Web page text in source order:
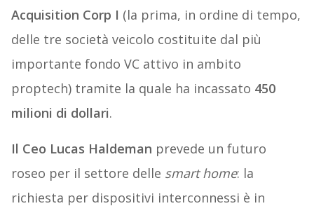
Acquisition Corp I (la prima, in ordine di tempo,
delle tre società veicolo costituite dal più
importante fondo VC attivo in ambito
proptech) tramite la quale ha incassato 450
milioni di dollari.
Il Ceo Lucas Haldeman prevede un futuro
roseo per il settore delle smart home: la
richiesta per dispositivi interconnessi è in